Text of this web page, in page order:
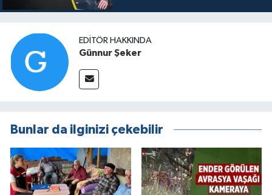
EDITÖR HAKKINDA
Günnur Şeker
Bunlar da ilginizi çekebilir